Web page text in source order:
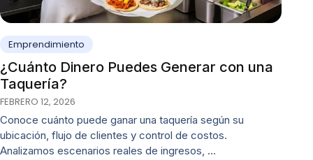
Emprendimiento
¿Cuánto Dinero Puedes Generar con una
Taquería?
FEBRERO 12, 2026
Conoce cuánto puede ganar una taquería según su
ubicación, flujo de clientes y control de costos.
Analizamos escenarios reales de ingresos, …